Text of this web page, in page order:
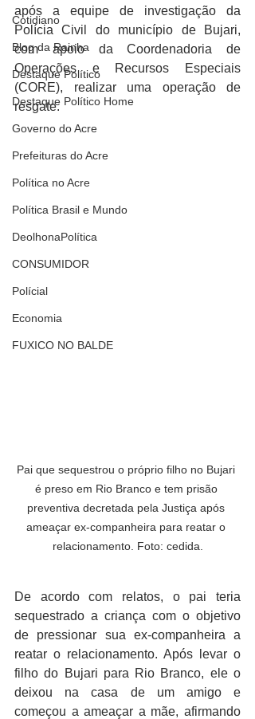
Cotidiano
Blog da Rainha
Destaque Político
Destaque Político Home
Governo do Acre
Prefeituras do Acre
Política no Acre
Política Brasil e Mundo
DeolhonaPolítica
CONSUMIDOR
Polícial
Economia
FUXICO NO BALDE
após a equipe de investigação da
Polícia Civil do município de Bujari,
com apoio da Coordenadoria de
Operações e Recursos Especiais
(CORE), realizar uma operação de
resgate.
Pai que sequestrou o próprio filho no Bujari
é preso em Rio Branco e tem prisão
preventiva decretada pela Justiça após
ameaçar ex-companheira para reatar o
relacionamento. Foto: cedida.
De acordo com relatos, o pai teria
sequestrado a criança com o objetivo
de pressionar sua ex-companheira a
reatar o relacionamento. Após levar o
filho do Bujari para Rio Branco, ele o
deixou na casa de um amigo e
começou a ameaçar a mãe, afirmando